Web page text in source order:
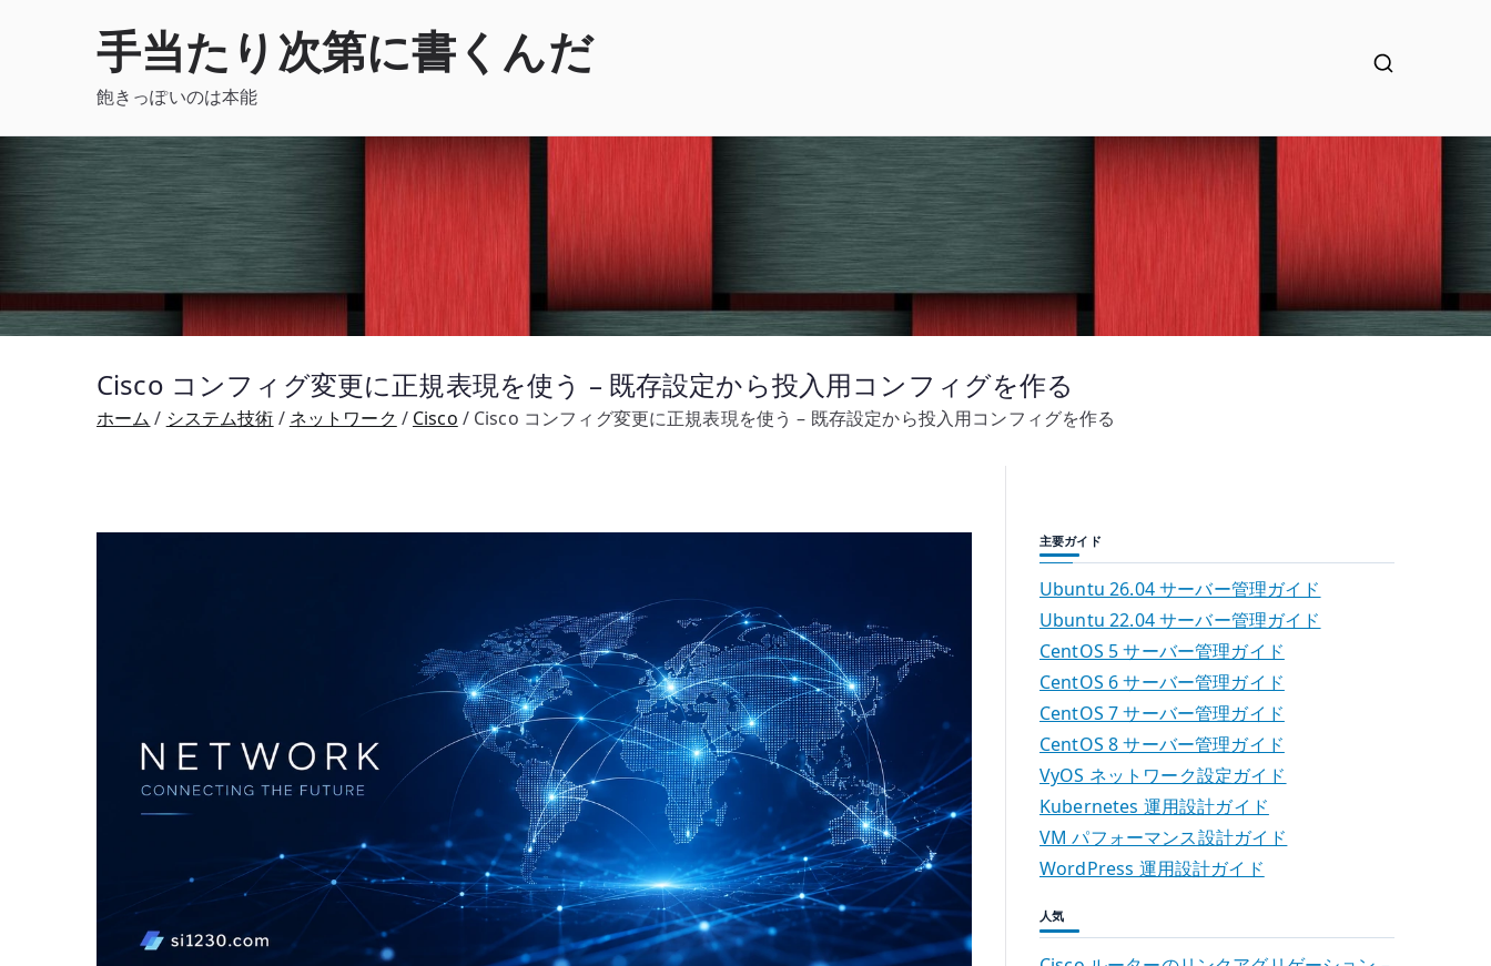
手当たり次第に書くんだ
飽きっぽいのは本能
Cisco コンフィグ変更に正規表現を使う – 既存設定から投入用コンフィグを作る
ホーム システム技術 ネットワーク Cisco Cisco コンフィグ変更に正規表現を使う – 既存設定から投入用コンフィグを作る
主要ガイド
Ubuntu 26.04 サーバー管理ガイド
Ubuntu 22.04 サーバー管理ガイド
CentOS 5 サーバー管理ガイド
CentOS 6 サーバー管理ガイド
CentOS 7 サーバー管理ガイド
CentOS 8 サーバー管理ガイド
VyOS ネットワーク設定ガイド
Kubernetes 運用設計ガイド
VM パフォーマンス設計ガイド
WordPress 運用設計ガイド
人気